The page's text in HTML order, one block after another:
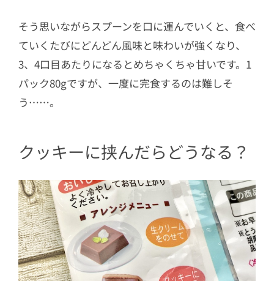
そう思いながらスプーンを口に運んでいくと、食べ
ていくたびにどんどん風味と味わいが強くなり、
3、4口目あたりになるとめちゃくちゃ甘いです。1
パック80gですが、一度に完食するのは難しそ
う……。
クッキーに挟んだらどうなる？